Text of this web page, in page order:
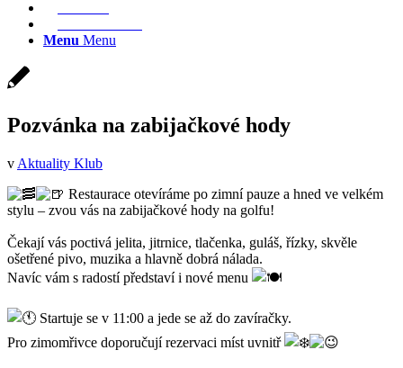
Menu Menu
Pozvánka na zabijačkové hody
v Aktuality Klub
Restaurace otevíráme po zimní pauze a hned ve velkém
stylu – zvou vás na zabijačkové hody na golfu!
Čekají vás poctivá jelita, jitrnice, tlačenka, guláš, řízky, skvěle
ošetřené pivo, muzika a hlavně dobrá nálada.
Navíc vám s radostí představí i nové menu
Startuje se v 11:00 a jede se až do zavíračky.
Pro zimomřivce doporučují rezervaci míst uvnitř